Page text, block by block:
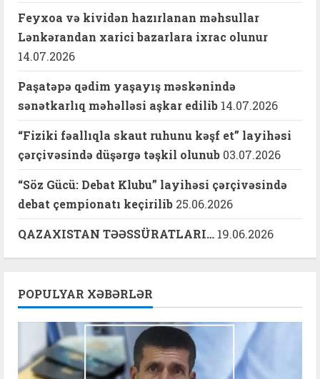
Feyxoa və kividən hazırlanan məhsullar
Lənkərandan xarici bazarlara ixrac olunur
14.07.2026
Paşatəpə qədim yaşayış məskənində
sənətkarlıq məhəlləsi aşkar edilib 14.07.2026
“Fiziki fəallıqla skaut ruhunu kəşf et” layihəsi
çərçivəsində düşərgə təşkil olunub 03.07.2026
“Söz Gücü: Debat Klubu” layihəsi çərçivəsində
debat çempionatı keçirilib 25.06.2026
QAZAXISTAN TƏƏSSÜRATLARI… 19.06.2026
POPULYAR XƏBƏRLƏR